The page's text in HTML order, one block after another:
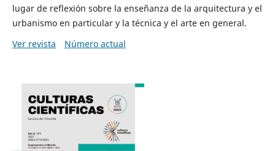
lugar de reflexión sobre la enseñanza de la arquitectura y el
urbanismo en particular y la técnica y el arte en general.
Ver revista
Número actual